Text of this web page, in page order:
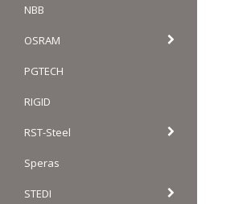
NBB
OSRAM
PGTECH
RIGID
RST-Steel
Speras
STEDI